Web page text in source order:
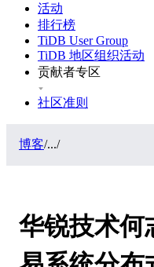
活动
排行榜
TiDB User Group
TiDB 地区组织活动
贡献者专区
社区准则
博客/.../
华锐技术何